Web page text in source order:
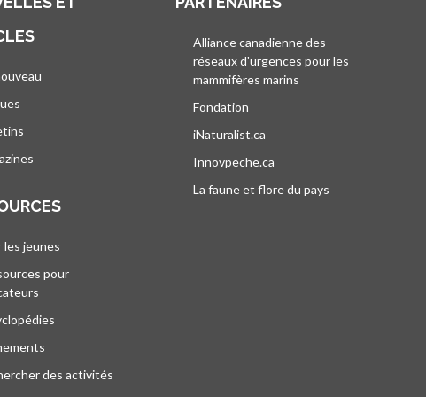
les jeunes
pour
des activités
Alliance canadienne des
réseaux d'urgences pour les
mammifères marins
Fondation
iNaturalist.ca
Innovpeche.ca
La faune et flore du pays